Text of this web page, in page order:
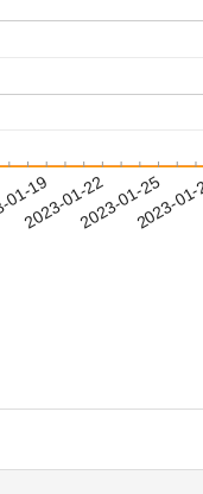
19
2023-01-222023-01-25
2023-